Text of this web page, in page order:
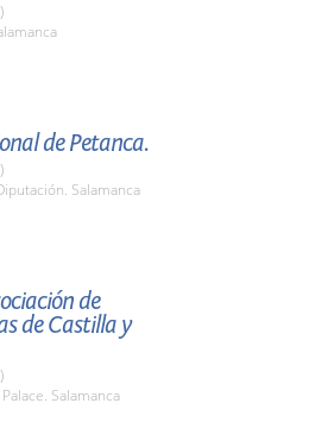
de Petanca.
Salamanca
de
de Castilla y
Salamanca